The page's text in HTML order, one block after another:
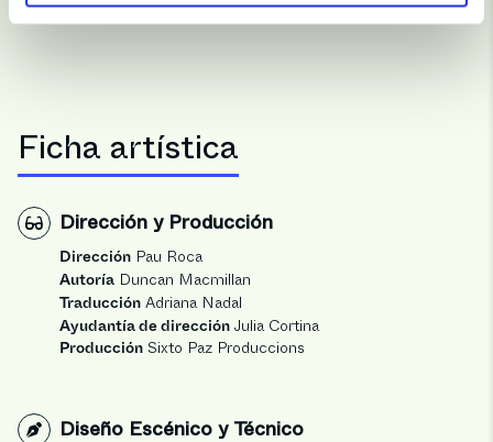
Ficha artística
Dirección y Producción
Dirección Pau Roca
Autoría Duncan Macmillan
Traducción Adriana Nadal
Ayudantía de dirección Julia Cortina
Producción Sixto Paz Produccions
Diseño Escénico y Técnico